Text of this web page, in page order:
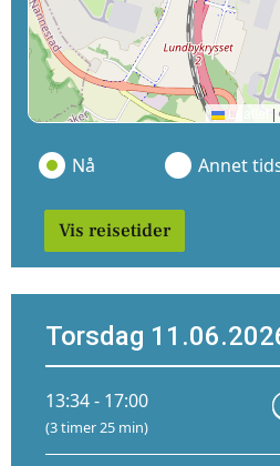
Leaflet |
Nå Annet
Vis reisetider
Torsdag
13:34 - 17:00
(3 timer 25 min)